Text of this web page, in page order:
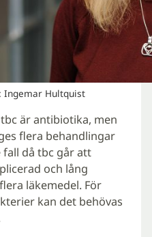
Ingemar Hultquist
är antibiotika, men
flera behandlingar
fall då tbc går att
och lång
läkemedel. För
kan det behövas